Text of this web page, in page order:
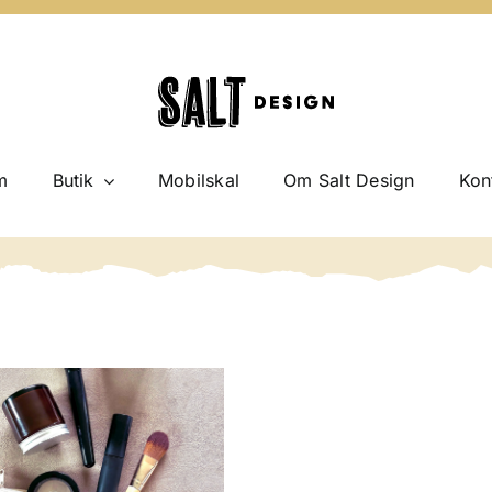
Butik Mobilskal Om Salt Design